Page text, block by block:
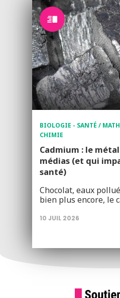
BIOLOGIE - SANTÉ /
CHIMIE
Cadmium : le
médias (et qui
santé)
Chocolat, eaux
bien plus encore, le
10 JUIL 2026